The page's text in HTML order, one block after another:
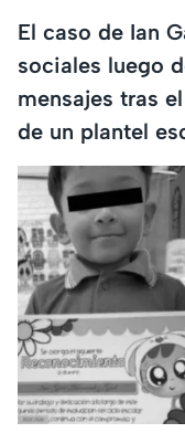
El caso de Ian
sociales luego
mensajes tras
de un plantel